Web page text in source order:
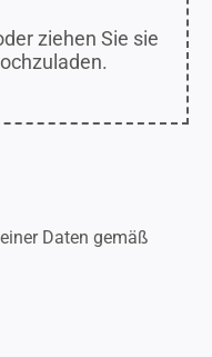
ziehen Sie sie
Daten gemäß